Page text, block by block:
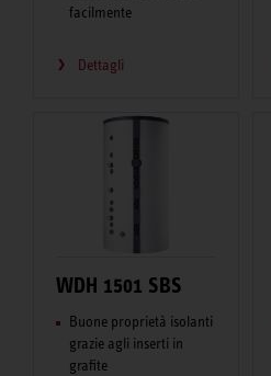
facilmente
Dettagli
WDH 1501 SBS
Buone proprietà isolanti
grazie agli inserti in
grafite